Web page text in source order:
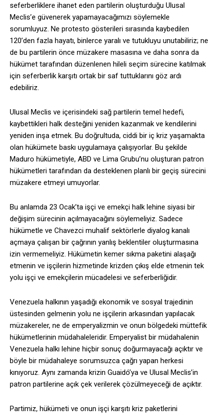
seferberliklere ihanet eden partilerin oluşturduğu Ulusal
Meclis’e güvenerek yapamayacağımızı söylemekle
sorumluyuz. Ne protesto gösterileri sırasında kaybedilen
120’den fazla hayatı, binlerce yaralı ve tutukluyu unutabiliriz; ne
de bu partilerin önce müzakere masasına ve daha sonra da
hükümet tarafından düzenlenen hileli seçim sürecine katılmak
için seferberlik karşıtı ortak bir saf tuttuklarını göz ardı
edebiliriz.
Ulusal Meclis ve içerisindeki sağ partilerin temel hedefi,
kaybettikleri halk desteğini yeniden kazanmak ve kendilerini
yeniden inşa etmek. Bu doğrultuda, ciddi bir iç kriz yaşamakta
olan hükümete baskı uygulamaya çalışıyorlar. Bu şekilde
Maduro hükümetiyle, ABD ve Lima Grubu’nu oluşturan patron
hükümetleri tarafından da desteklenen planlı bir geçiş sürecini
müzakere etmeyi umuyorlar.
Bu anlamda 23 Ocak’ta işçi ve emekçi halk lehine siyasi bir
değişim sürecinin açılmayacağını söylemeliyiz. Sadece
hükümetle ve Chavezci muhalif sektörlerle diyalog kanalı
açmaya çalışan bir çağrının yanlış beklentiler oluşturmasına
izin vermemeliyiz. Hükümetin kemer sıkma paketini alaşağı
etmenin ve işçilerin hizmetinde krizden çıkış elde etmenin tek
yolu işçi ve emekçilerin mücadelesi ve seferberliğidir.
Venezuela halkının yaşadığı ekonomik ve sosyal trajedinin
üstesinden gelmenin yolu ne işçilerin arkasından yapılacak
müzakereler, ne de emperyalizmin ve onun bölgedeki müttefik
hükümetlerinin müdahaleleridir. Emperyalist bir müdahalenin
Venezuela halkı lehine hiçbir sonuç doğurmayacağı açıktır ve
böyle bir müdahaleye sorumsuzca çağrı yapan herkesi
kınıyoruz. Aynı zamanda krizin Guaidó’ya ve Ulusal Meclis’in
patron partilerine açık çek verilerek çözülmeyeceği de açıktır.
Partimiz, hükümeti ve onun işçi karşıtı kriz paketlerini